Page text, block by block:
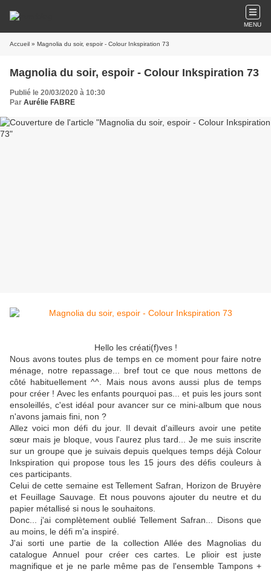
MENU
Accueil » Magnolia du soir, espoir - Colour Inkspiration 73
Magnolia du soir, espoir - Colour Inkspiration 73
Publié le 20/03/2020 à 10:30
Par Aurélie FABRE
Hello les créati(f)ves !
Nous avons toutes plus de temps en ce moment pour faire notre
ménage, notre repassage... bref tout ce que nous mettons de
côté habituellement ^^. Mais nous avons aussi plus de temps
pour créer ! Avec les enfants pourquoi pas... et puis les jours sont
ensoleillés, c'est idéal pour avancer sur ce mini-album que nous
n'avons jamais fini, non ?
Allez voici mon défi du jour. Il devait d'ailleurs avoir une petite
sœur mais je bloque, vous l'aurez plus tard... Je me suis inscrite
sur un groupe que je suivais depuis quelques temps déjà Colour
Inkspiration qui propose tous les 15 jours des défis couleurs à
ces participants.
Celui de cette semaine est Tellement Safran, Horizon de Bruyère
et Feuillage Sauvage. Et nous pouvons ajouter du neutre et du
papier métallisé si nous le souhaitons.
Donc... j'ai complètement oublié Tellement Safran... Disons que
au moins, le défi m'a inspiré.
J'ai sorti une partie de la collection Allée des Magnolias du
catalogue Annuel pour créer ces cartes. Le plioir est juste
magnifique et je ne parle même pas de l'ensemble Tampons +